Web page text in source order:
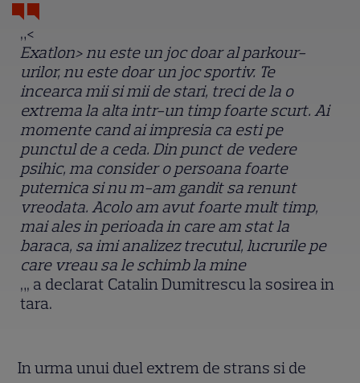
„<
Exatlon> nu este un joc doar al parkour-
urilor, nu este doar un joc sportiv. Te
incearca mii si mii de stari, treci de la o
extrema la alta intr-un timp foarte scurt. Ai
momente cand ai impresia ca esti pe
punctul de a ceda. Din punct de vedere
psihic, ma consider o persoana foarte
puternica si nu m-am gandit sa renunt
vreodata. Acolo am avut foarte mult timp,
mai ales in perioada in care am stat la
baraca, sa imi analizez trecutul, lucrurile pe
care vreau sa le schimb la mine
„, a declarat Catalin Dumitrescu la sosirea in
tara.
In urma unui duel extrem de strans si de